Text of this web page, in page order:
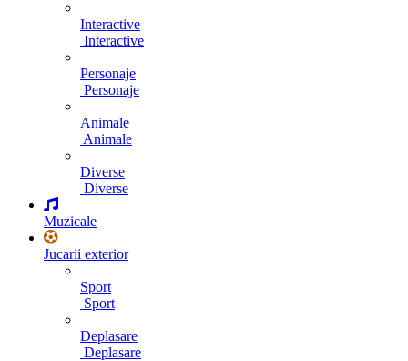
Interactive
Interactive
Personaje
Personaje
Animale
Animale
Diverse
Diverse
Muzicale
Jucarii exterior
Sport
Sport
Deplasare
Deplasare